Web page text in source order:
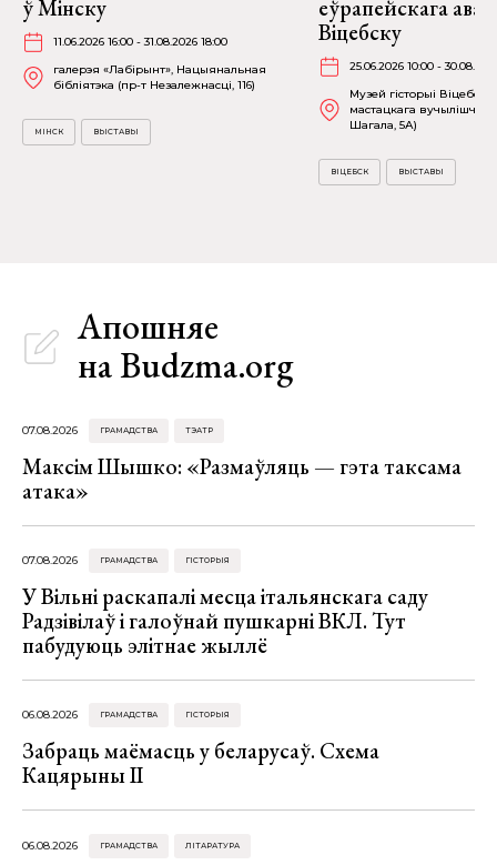
ў Мінску
11.06.2026 16:00 - 31.08.2026 18:00
галерэя «Лабірынт», Нацыянальная
бібліятэка (пр-т Незалежнасці, 116)
МІНСК ВЫСТАВЫ
еўрапейскага
Віцебску
25.06.2026 10:00 -
Музей гісторыі
мастацкага вучылішча
Шагала, 5А)
ВІЦЕБСК ВЫСТАВЫ
Апошняе
на Budzma.org
07.08.2026 ГРАМАДСТВА ТЭАТР
Максім Шышко: «Размаўляць — гэта таксама
атака»
07.08.2026 ГРАМАДСТВА ГІСТОРЫЯ
У Вільні раскапалі месца італьянскага саду
Радзівілаў і галоўнай пушкарні ВКЛ. Тут
пабудуюць элітнае жыллё
06.08.2026 ГРАМАДСТВА ГІСТОРЫЯ
Забраць маёмасць у беларусаў. Схема
Кацярыны ІІ
06.08.2026 ГРАМАДСТВА ЛІТАРАТУРА